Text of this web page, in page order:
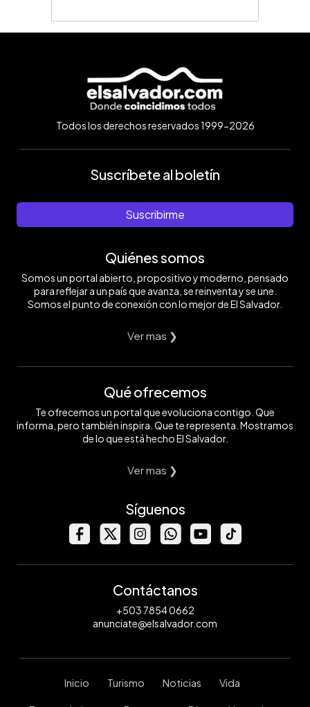
Todos los derechos reservados 1999-2026
Suscríbete al boletín
Suscribirme
Quiénes somos
Somos un portal abierto, propositivo y moderno, pensado
para reflejar a un país que avanza, se reinventa y se une.
Somos el punto de conexión con lo mejor de El Salvador.
Ver mas ❯
Qué ofrecemos
Te ofrecemos un portal que evoluciona contigo. Que
informa, pero también inspira. Que te representa. Mostramos
de lo que está hecho El Salvador.
Ver mas ❯
Síguenos
Contáctanos
+503 7854 0662
anunciate@elsalvador.com
Inicio Turismo Noticias Vida